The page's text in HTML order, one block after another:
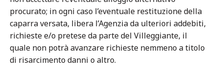
procurato; in ogni caso l’eventuale restituzione della
caparra versata, libera l’Agenzia da ulteriori addebiti,
richieste e/o pretese da parte del Villeggiante, il
quale non potrà avanzare richieste nemmeno a titolo
di risarcimento danni o altro.